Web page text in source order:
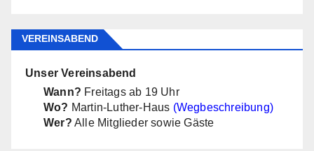
VEREINSABEND
Unser Vereinsabend
Wann? Freitags ab 19 Uhr
Wo? Martin-Luther-Haus (Wegbeschreibung)
Wer? Alle Mitglieder sowie Gäste